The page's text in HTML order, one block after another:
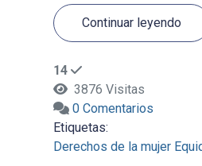
Continuar leyendo
14
3876 Visitas
0 Comentarios
Etiquetas:
Derechos de la mujer